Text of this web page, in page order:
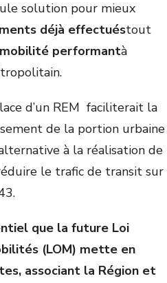
solution pour mieux
déjà effectuéstout
performantà
d’un REM faciliterait la
de la portion urbaine
à la réalisation de
le trafic de transit sur
que la future Loi
(LOM) mette en
associant la Région et